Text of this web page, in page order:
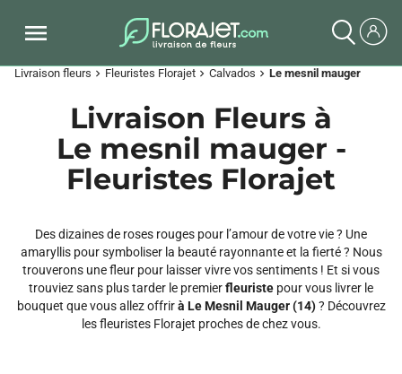
Livraison fleurs chevron_right Fleuristes Florajet chevron_right Calvados chevron_right Le mesnil mauger
Livraison Fleurs à
Le mesnil mauger -
Fleuristes Florajet
Des dizaines de roses rouges pour l’amour de votre vie ? Une
amaryllis pour symboliser la beauté rayonnante et la fierté ? Nous
trouverons une fleur pour laisser vivre vos sentiments ! Et si vous
trouviez sans plus tarder le premierfleuriste pour vous livrer le
bouquet que vous allez offrirà Le Mesnil Mauger (14)? Découvrez
les fleuristes Florajet proches de chez vous.